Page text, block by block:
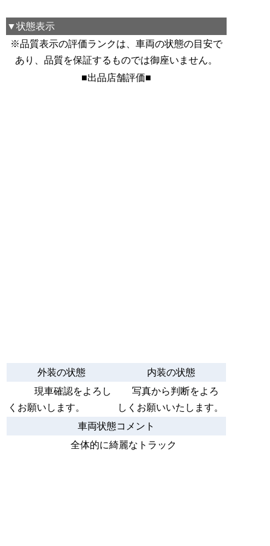
▼状態表示
※品質表示の評価ランクは、車両の状態の目安で
あり、品質を保証するものでは御座いません。
■出品店舗評価■
外装の状態
内装の状態
現車確認をよろし
くお願いします。
写真から判断をよろ
しくお願いいたします。
車両状態コメント
全体的に綺麗なトラック